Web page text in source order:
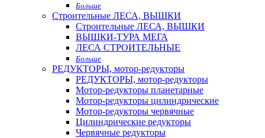
Больше
Строительные ЛЕСА, ВЫШКИ
Строительные ЛЕСА, ВЫШКИ
ВЫШКИ-ТУРА МЕГА
ЛЕСА СТРОИТЕЛЬНЫЕ
Больше
РЕДУКТОРЫ, мотор-редукторы
РЕДУКТОРЫ, мотор-редукторы
Мотор-редукторы планетарные
Мотор-редукторы цилиндрические
Мотор-редукторы червячные
Цилиндрические редукторы
Червячные редукторы